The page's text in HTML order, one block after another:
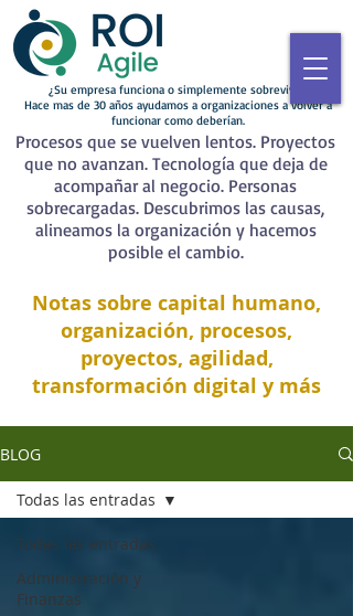
¿Su empresa funciona o simplemente sobrevive?
Hace mas de 30 años ayudamos a organizaciones a volver a
funcionar como deberían.
Procesos que se vuelven lentos. Proyectos
que no avanzan. Tecnología que deja de
acompañar al negocio. Personas
sobrecargadas. Descubrimos las causas,
alineamos la organización y hacemos
posible el cambio.
Notas sobre capital humano,
organización, procesos,
proyectos, agilidad,
transformación digital y más
BLOG
Todas las entradas
Administración y
Finanzas
Todas las entradas